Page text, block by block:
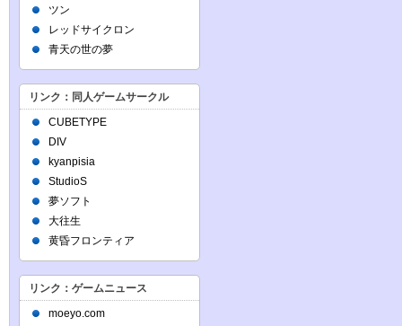
ツン
レッドサイクロン
青天の世の夢
リンク：同人ゲームサークル
CUBETYPE
DIV
kyanpisia
StudioS
夢ソフト
大往生
黄昏フロンティア
リンク：ゲームニュース
moeyo.com